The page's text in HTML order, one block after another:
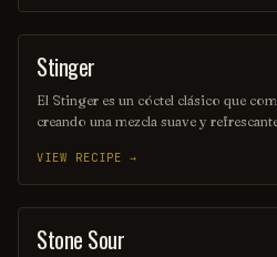
Perfecto para los amantes de los
ORDINARY DRINK
Stinger
El Stinger es un cóctel clásico que
creando una mezcla suave y
después de una comida. Su sabor
lo convierten en una opción deliciosa
cócteles.
VIEW RECIPE →
ORDINARY DRINK
Stone Sour